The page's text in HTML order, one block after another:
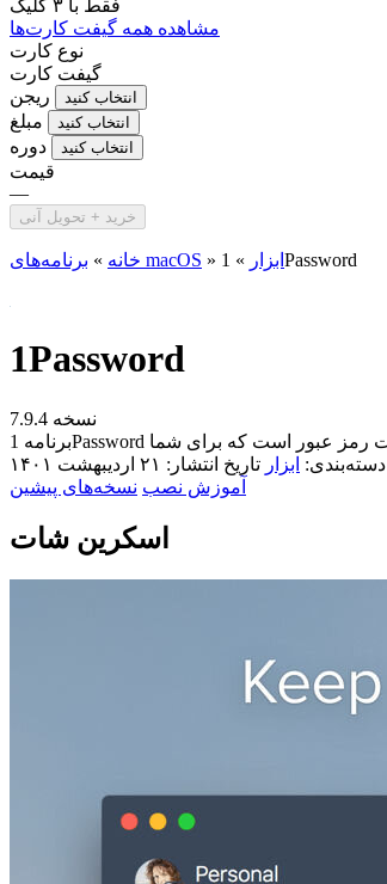
فقط با ۳ کلیک
مشاهده همه گیفت کارت‌ها
نوع کارت
گیفت کارت
ریجن
انتخاب کنید
مبلغ انتخاب کنید
دوره انتخاب کنید
قیمت
—
خرید + تحویل آنی
خانه » برنامه‌های macOS » ابزار » 1Password
1Password
نسخه 7.9.4
دسته‌بندی: ابزار تاریخ انتشار: ۲۱ اردیبهشت ۱۴۰۱
آموزش نصب نسخه‌های پیشین
اسکرین شات